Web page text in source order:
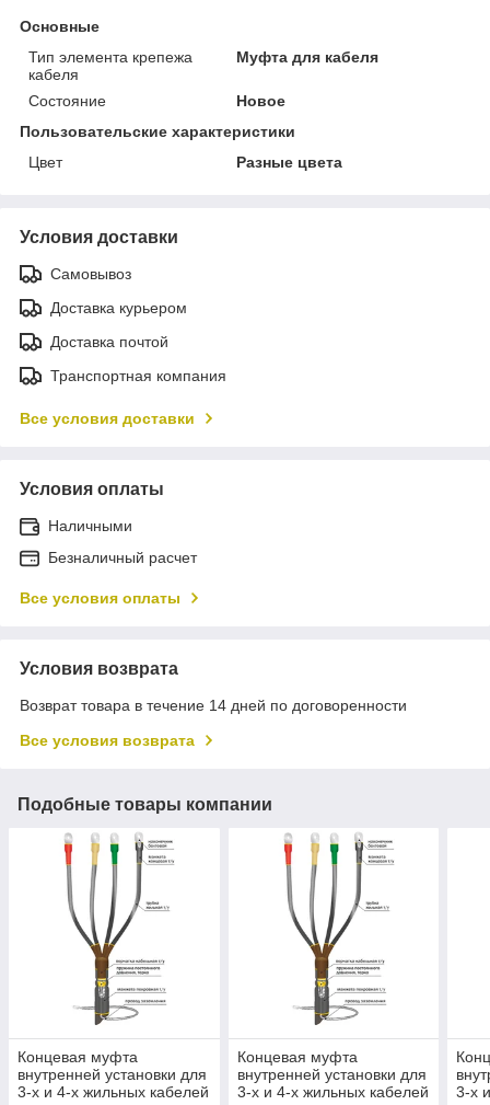
Основные
Тип элемента крепежа
кабеля
Муфта для кабеля
Состояние
Новое
Пользовательские характеристики
Цвет
Разные цвета
Условия доставки
Самовывоз
Доставка курьером
Доставка почтой
Транспортная компания
Все условия доставки
Условия оплаты
Наличными
Безналичный расчет
Все условия оплаты
Условия возврата
Возврат товара в течение 14 дней по договоренности
Все условия возврата
Подобные товары компании
Концевая муфта
внутренней установки для
3-х и 4-х жильных кабелей
Концевая муфта
внутренней установки для
3-х и 4-х жильных кабелей
3-х